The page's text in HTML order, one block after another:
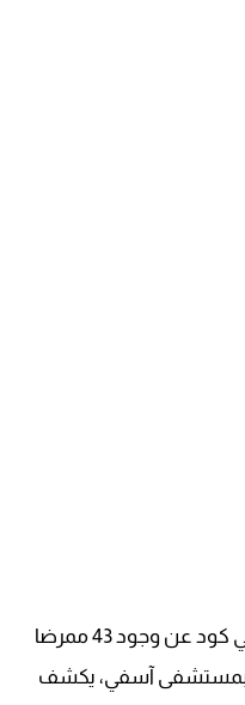
ما تكشفه الوثيقة الحصرية لآسفي كود عن وجود 43 ممرضا
بمستشفى آسفي، يكشف